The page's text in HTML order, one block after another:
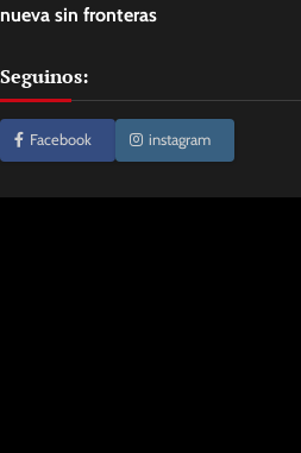
nueva sin fronteras
Seguinos:
Facebook instagram